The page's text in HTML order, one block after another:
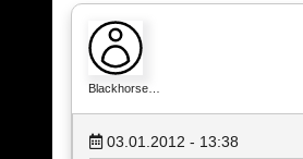
Blackhorse…
03.01.2012 - 13:38